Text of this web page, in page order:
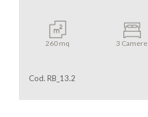
260 mq 3 Camere
Cod. RB_13.2